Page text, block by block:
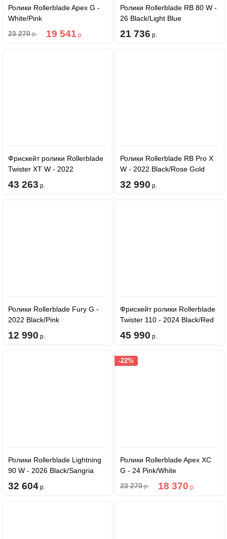
Ролики Rollerblade Apex G -
White/Pink
23 270р. 19 541 р.
Ролики Rollerblade RB 80 W -
26 Black/Light Blue
21 736 р.
Фрискейт ролики Rollerblade
Twister XT W - 2022
Black/Mint
43 263 р.
Ролики Rollerblade RB Pro X
W - 2022 Black/Rose Gold
32 990 р.
Ролики Rollerblade Fury G -
2022 Black/Pink
12 990 р.
Фрискейт ролики Rollerblade
Twister 110 - 2024 Black/Red
45 990 р.
Ролики Rollerblade Lightning
90 W - 2026 Black/Sangria
32 604 р.
Ролики Rollerblade Apex XC
G - 24 Pink/White
23 270р. 18 370 р.
-22%